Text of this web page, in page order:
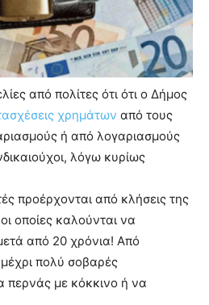
από πολίτες ότι ότι ο Δήμος
χρημάτων από τους
ή από λογαριασμούς
λόγω κυρίως
προέρχονται από κλήσεις της
οποίες καλούνται να
από 20 χρόνια! Από
πολύ σοβαρές
περνάς με κόκκινο ή να